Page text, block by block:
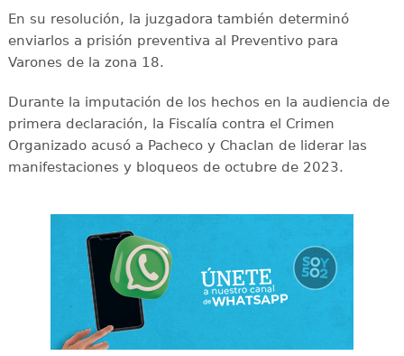
En su resolución, la juzgadora también determinó
enviarlos a prisión preventiva al Preventivo para
Varones de la zona 18.
Durante la imputación de los hechos en la audiencia de
primera declaración, la Fiscalía contra el Crimen
Organizado acusó a Pacheco y Chaclan de liderar las
manifestaciones y bloqueos de octubre de 2023.